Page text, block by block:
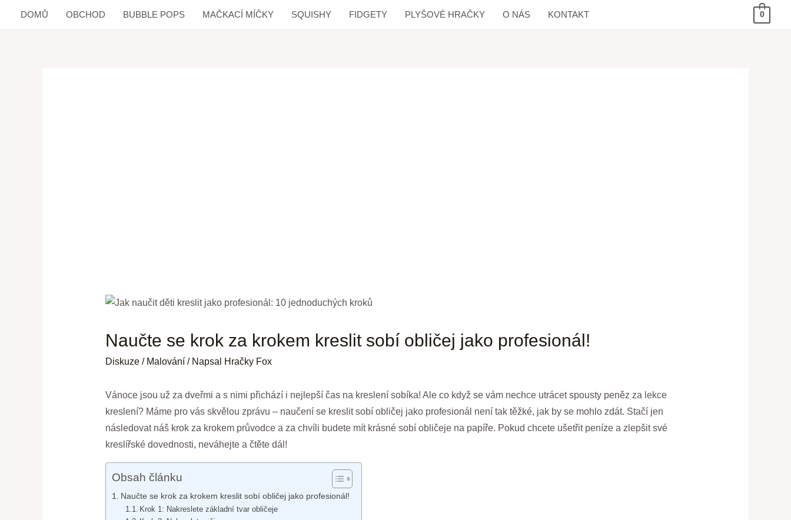
DOMŮ OBCHOD BUBBLE POPS MAČKACÍ MÍČKY SQUISHY FIDGETY PLYŠOVÉ HRAČKY O NÁS KONTAKT 0
Naučte se krok za krokem kreslit sobí obličej jako profesionál!
Diskuze / Malování/ Napsal Hračky Fox
Vánoce jsou už za dveřmi a s nimi přichází i nejlepší čas na kreslení sobíka! Ale co když se vám nechce utrácet spousty peněz za lekce
kreslení? Máme pro vás skvělou zprávu – naučení se kreslit sobí obličej jako profesionál není tak těžké, jak by se mohlo zdát. Stačí jen
následovat náš krok za krokem průvodce a za chvíli budete mít krásné sobí obličeje na papíře. Pokud chcete ušetřit peníze a zlepšit své
kreslířské dovednosti, neváhejte a čtěte dál!
Obsah článku
Naučte se krok za krokem kreslit sobí obličej jako profesionál!
Krok 1: Nakreslete základní tvar obličeje